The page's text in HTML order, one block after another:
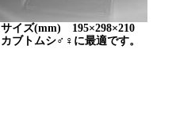
サイズ(mm) 195×298×210
カブトムシ♂♀に最適です。